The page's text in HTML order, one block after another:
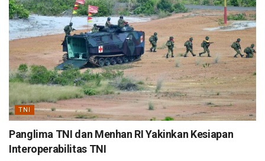
TNI
Panglima TNI dan Menhan RI Yakinkan Kesiapan
Interoperabilitas TNI